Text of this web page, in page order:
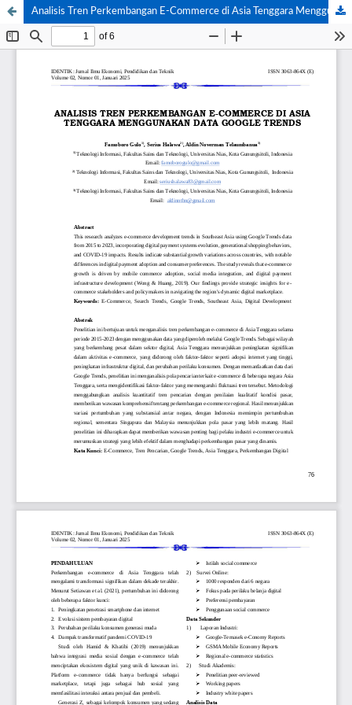
Analisis Tren Perkembangan E-Commerce di Asia Tenggara Menggunakan Data Google Trends